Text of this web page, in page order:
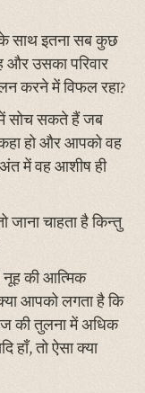
के साथ इतना सब कुछ
उसका परिवार
करने में विफल रहा?
में सोच सकते हैं जब
हो और आपको वह
में वह आशीष ही
जाना चाहता है किन्तु
नूह की आत्मिक
आपको लगता है कि
की तुलना में अधिक
हाँ, तो ऐसा क्या